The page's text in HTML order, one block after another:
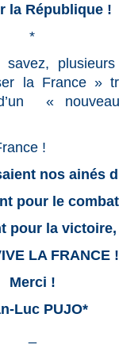
la République !
*
la France »
«
!
nos ainés
pour le
pour la victoire,
LA FRANCE
Merci !
Luc PUJO*